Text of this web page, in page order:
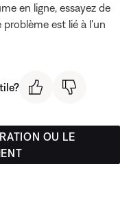
en ligne, essayez de
est lié à l'un
OU LE